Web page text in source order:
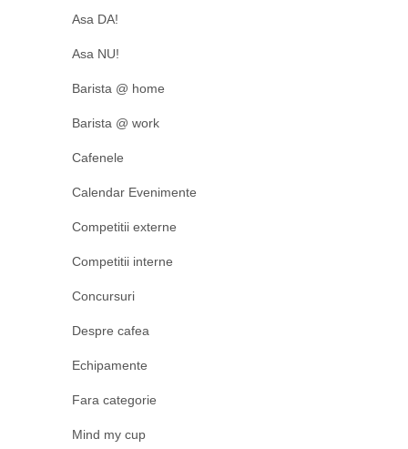
Asa DA!
Asa NU!
Barista @ home
Barista @ work
Cafenele
Calendar Evenimente
Competitii externe
Competitii interne
Concursuri
Despre cafea
Echipamente
Fara categorie
Mind my cup